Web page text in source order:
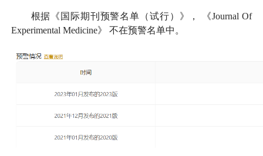
根据《国际期刊预警名单（试行）》，
《Journal Of
Experimental Medicine》
不在预警名单中。